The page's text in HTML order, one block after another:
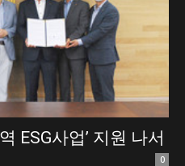
ESG사업’ 지원 나서
0